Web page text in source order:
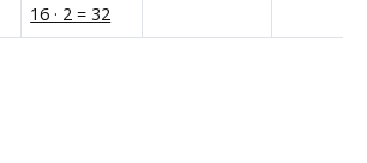
16 · 2 = 32